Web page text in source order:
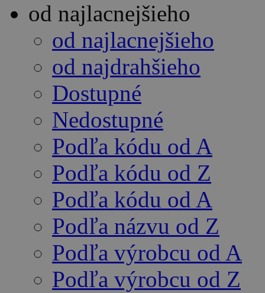
od najlacnejšieho
od najlacnejšieho
od najdrahšieho
Dostupné
Nedostupné
Podľa kódu od A
Podľa kódu od Z
Podľa kódu od A
Podľa názvu od Z
Podľa výrobcu od A
Podľa výrobcu od Z